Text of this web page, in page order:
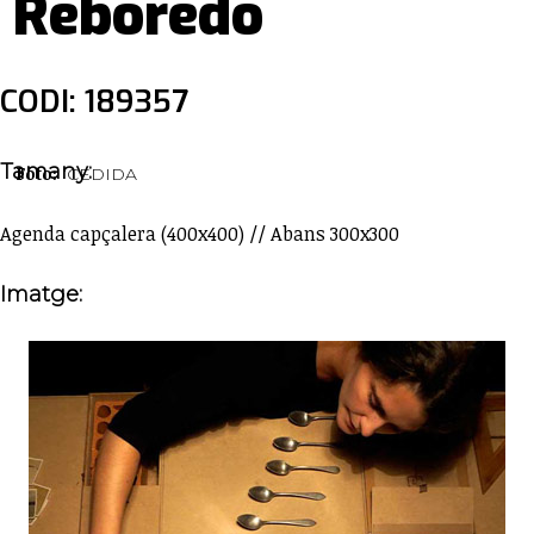
Reboredo
CODI: 189357
Foto: CEDIDA
Tamany:
Agenda capçalera (400x400) // Abans 300x300
Imatge: